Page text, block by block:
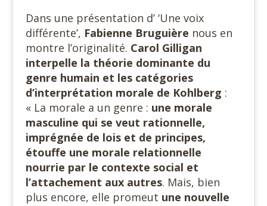
Dans une présentation d’ ‘Une voix
différente’, Fabienne Bruguière nous en
montre l’originalité. Carol Gilligan
interpelle la théorie dominante du
genre humain et les catégories
d’interprétation morale de Kohlberg :
« La morale a un genre : une morale
masculine qui se veut rationnelle,
imprégnée de lois et de principes,
étouffe une morale relationnelle
nourrie par le contexte social et
l’attachement aux autres. Mais, bien
plus encore, elle promeut une nouvelle